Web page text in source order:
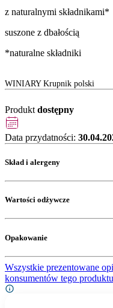
z naturalnymi składnikami*
suszone z dbałością
*naturalne składniki
WINIARY Krupnik polski
Produkt dostępny
Data przydatności:
Skład i alergeny
Wartości odżywcze
Opakowanie
Wszystkie prezentowane
konsumentów tego